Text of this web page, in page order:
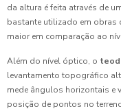
da altura é feita através de
bastante utilizado em obras
maior em comparação ao
Além do nível óptico, o
levantamento topográfico
mede ângulos horizontais e
posição de pontos no